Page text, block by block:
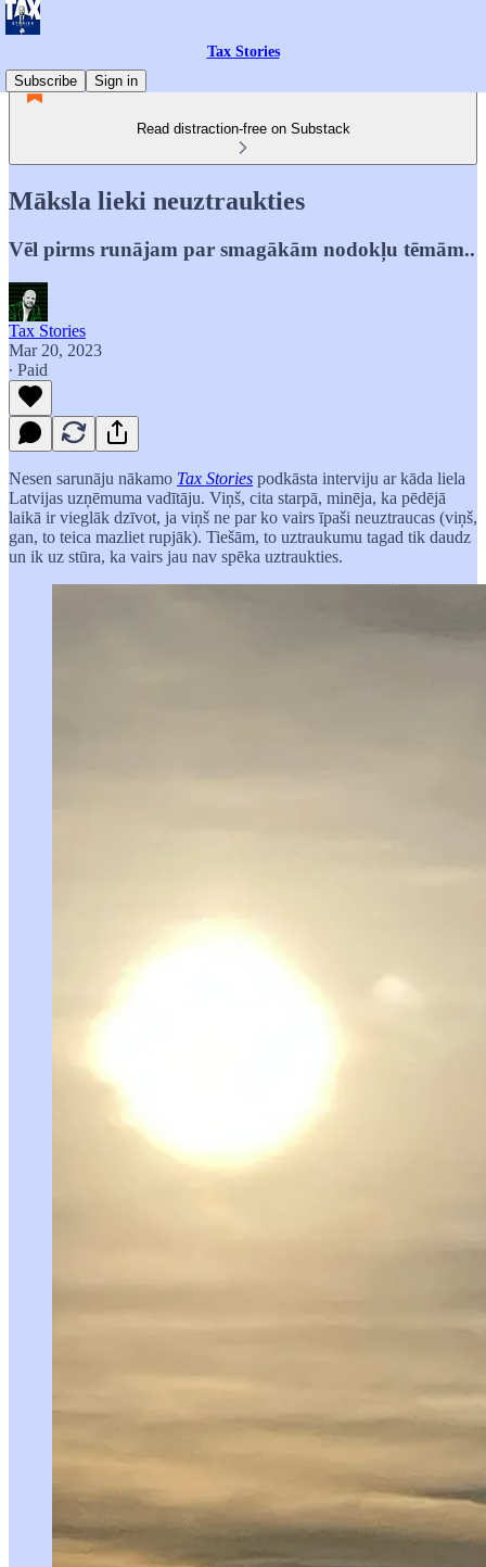
Tax Stories
Subscribe
Sign in
Read distraction-free on Substack
Māksla lieki neuztraukties
Vēl pirms runājam par smagākām nodokļu tēmām..
Tax Stories
Mar 20, 2023
∙ Paid
Nesen sarunāju nākamo Tax Stories podkāsta interviju ar kāda liela
Latvijas uzņēmuma vadītāju. Viņš, cita starpā, minēja, ka pēdējā
laikā ir vieglāk dzīvot, ja viņš ne par ko vairs īpaši neuztraucas (viņš,
gan, to teica mazliet rupjāk). Tiešām, to uztraukumu tagad tik daudz
un ik uz stūra, ka vairs jau nav spēka uztraukties.